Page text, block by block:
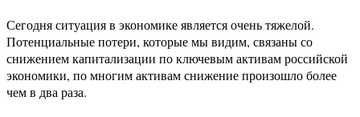
Сегодня ситуация в экономике является очень тяжелой.
Потенциальные потери, которые мы видим, связаны со
снижением капитализации по ключевым активам российской
экономики, по многим активам снижение произошло более
чем в два раза.